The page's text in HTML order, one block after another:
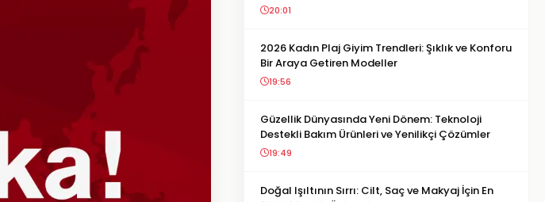
20:01
2026 Kadın Plaj Giyim Trendleri: Şıklık ve Konforu
Bir Araya Getiren Modeller
19:56
Güzellik Dünyasında Yeni Dönem: Teknoloji
Destekli Bakım Ürünleri ve Yenilikçi Çözümler
19:49
Doğal Işıltının Sırrı: Cilt, Saç ve Makyaj İçin En